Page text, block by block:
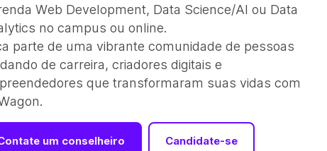
Web Development, Data Science/AI ou Data
no campus ou online.
parte de uma vibrante comunidade de pessoas
de carreira, criadores digitais e
que transformaram suas vidas com
um conselheiro Candidate-se